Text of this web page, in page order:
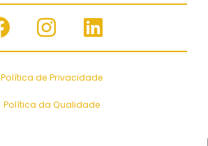
Política de Privacidade
Política da Qualidade